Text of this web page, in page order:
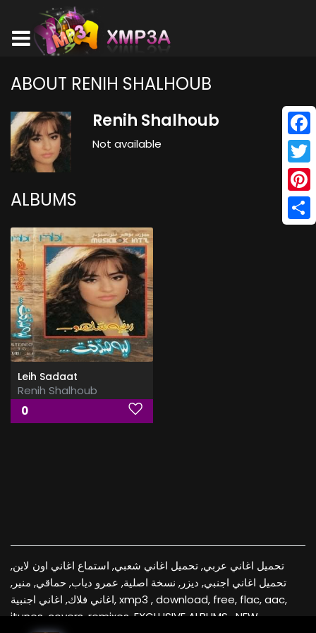
ABOUT RENIH SHALHOUB
Renih Shalhoub
Not available
ALBUMS
Leih Sadaat
Renih Shalhoub
0
تحميل اغاني عربي, تحميل اغاني شعبي, استماع اغاني اون لاين,
تحميل اغاني اجنبي, ديزر, نسخة اصلية, عمرو دياب, حماقي, منير,
اغاني فلاك, اغاني اجنبية, xmp3 , download, free, flac, aac,
itunes, covers, remixes ,EXCLUSIVE ALBUMS , NEW